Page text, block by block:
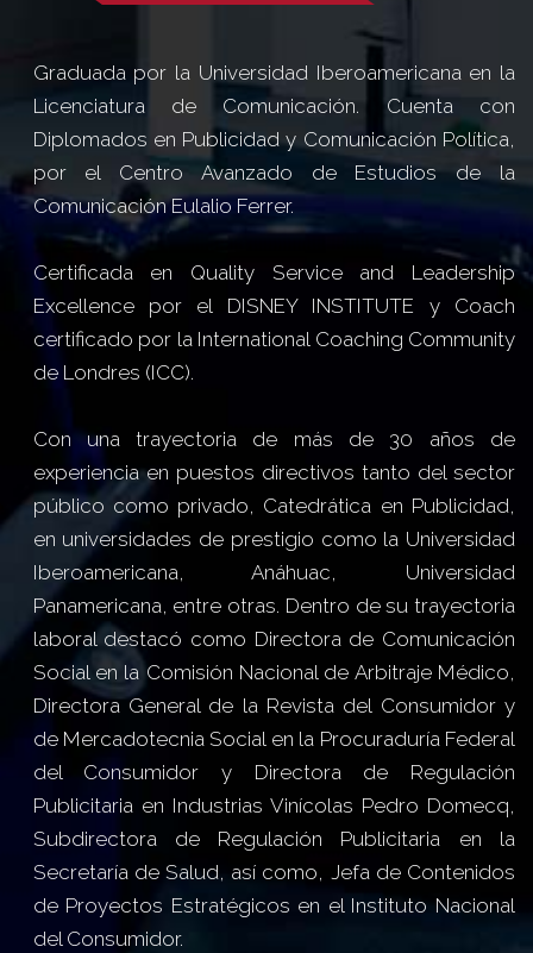
Graduada por la Universidad Iberoamericana en la
Licenciatura de Comunicación. Cuenta con
Diplomados en Publicidad y Comunicación Política,
por el Centro Avanzado de Estudios de la
Comunicación Eulalio Ferrer.
Certificada en Quality Service and Leadership
Excellence por el DISNEY INSTITUTE y Coach
certificado por la International Coaching Community
de Londres (ICC).
Con una trayectoria de más de 30 años de
experiencia en puestos directivos tanto del sector
público como privado, Catedrática en Publicidad,
en universidades de prestigio como la Universidad
Iberoamericana, Anáhuac, Universidad
Panamericana, entre otras. Dentro de su trayectoria
laboral destacó como Directora de Comunicación
Social en la Comisión Nacional de Arbitraje Médico,
Directora General de la Revista del Consumidor y
de Mercadotecnia Social en la Procuraduría Federal
del Consumidor y Directora de Regulación
Publicitaria en Industrias Vinícolas Pedro Domecq,
Subdirectora de Regulación Publicitaria en la
Secretaría de Salud, así como, Jefa de Contenidos
de Proyectos Estratégicos en el Instituto Nacional
del Consumidor.